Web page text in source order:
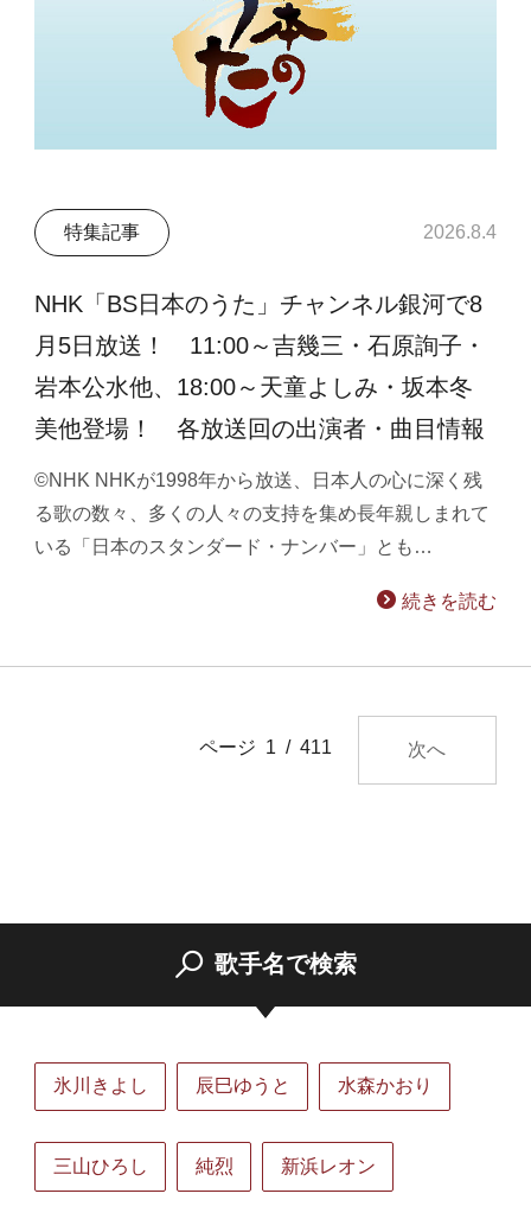
特集記事 2026.8.4
NHK「BS日本のうた」チャンネル銀河で8
月5日放送！ 11:00～吉幾三・石原詢子・
岩本公水他、18:00～天童よしみ・坂本冬
美他登場！ 各放送回の出演者・曲目情報
©NHK NHKが1998年から放送、日本人の心に深く残
る歌の数々、多くの人々の支持を集め長年親しまれて
いる「日本のスタンダード・ナンバー」とも…
続きを読む
ページ 1 / 411 次へ
歌手名で検索
氷川きよし 辰巳ゆうと 水森かおり
三山ひろし 純烈 新浜レオン